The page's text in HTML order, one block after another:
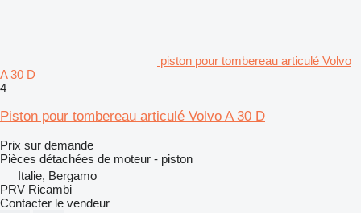
piston pour tombereau articulé Volvo
A 30 D
4
Piston pour tombereau articulé Volvo A 30 D
Prix sur demande
Pièces détachées de moteur - piston
Italie, Bergamo
PRV Ricambi
Contacter le vendeur